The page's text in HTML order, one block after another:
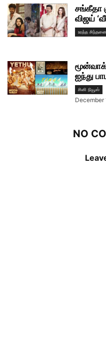
சங்கீதா
விஜய்
உரத்த சிந்தனை
ஐந்து
சினி நியூஸ்
December
NO